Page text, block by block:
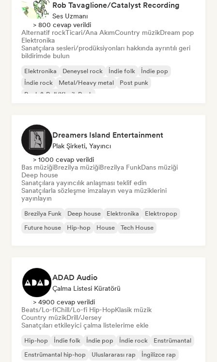
Rob Tavaglione/Catalyst Recording
Ses Uzmanı
> 800 cevap verildi
Alternatif rockTicari/Ana AkımCountry müzikDream pop
Elektronika
Sanatçılara sesleri/prodüksiyonları hakkında ayrıntılı geri
bildirimde bulun
Elektronika Deneysel rock İndie folk
İndie pop
İndie rock
Metal/Heavy metal
Post punk
Rock & Roll/Klasik Rock
Dreamers Island Entertainment
Plak Şirketi, Yayıncı
> 1000 cevap verildi
Bas müziğiBrezilya müziğiBrezilya FunkDans müziği
Deep house
Sanatçılara yayıncılık anlaşması teklif edin
Sanatçılarla sözleşme imzalayın veya müziklerini
yayınlayın
Brezilya Funk Deep house Elektronika
Elektropop
Future house
Hip-hop House Tech House
ADAD Audio
Çalma Listesi Küratörü
> 4900 cevap verildi
Beats/Lo-fiChill/Lo-fi Hip-HopKlasik müzik
Country müzikDrill/Jersey
Sanatçıları etkileyici çalma listelerime ekle
Hip-hop İndie folk İndie pop İndie rock
Enstrümantal
Enstrümantal hip-hop
Uluslararası rap İngilizce rap